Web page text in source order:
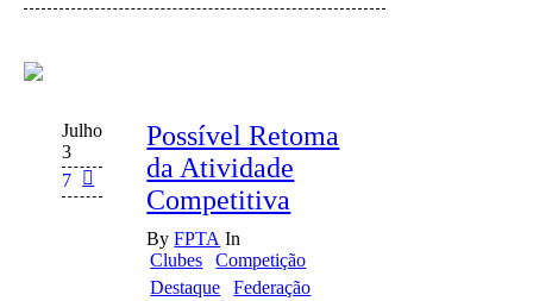
Julho
3
7
Possível Retoma
da Atividade
Competitiva
ByFPTA In
Clubes
Competição
Destaque
Federação